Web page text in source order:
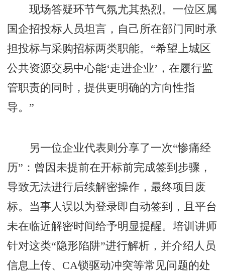
现场答疑环节气氛尤其热烈。一位区属
国企招投标人员坦言，自己所在部门同时承
担投标与采购招标两类职能。“希望上城区
公共资源交易中心能‘走进企业’，在履行监
管职责的同时，提供更明确的方向性指
导。”
另一位企业代表则分享了一次“惨痛经
历”：曾因未提前在开标前完成签到步骤，
导致无法进行后续解密操作，最终项目废
标。当事人误以为登录即自动签到，且平台
未在临近解密时间给予明显提醒。培训讲师
针对这类“隐形陷阱”进行解析，并介绍人员
信息上传、CA锁驱动冲突等常见问题的处